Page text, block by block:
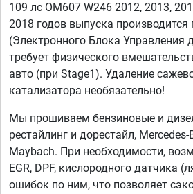
109 лс OM607 W246 2012, 2013,
2018 годов выпуска
(Электронного Блока Управления
требует физического
авто (при Stage1). Удаление
катализатора необязательно!
Мы прошиваем бензиновые и
рестайлинг и дорестайл,
Maybach. При необходимости,
EGR, DPF, кислородного датчика
ошибок по ним, что позволяет